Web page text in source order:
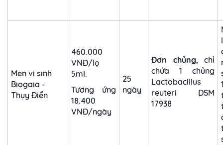
Men vi sinh
Biogaia -
Thụy Điển
460.000
VNĐ/lọ
5ml.
Tương ứng
18.400
VNĐ/ngày
25
ngày
Đơn chủng, chỉ
chứa 1 chủng
Lactobacillus
reuteri DSM
17938